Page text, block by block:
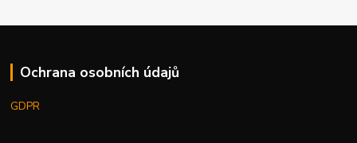
Ochrana osobních údajů
GDPR